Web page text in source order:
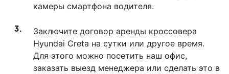
камеры смартфона водителя.
Заключите договор аренды кроссовера
Hyundai Creta на сутки или другое время.
Для этого можно посетить наш офис,
заказать выезд менеджера или сделать это в